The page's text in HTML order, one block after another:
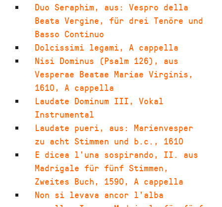
Duo Seraphim, aus: Vespro della
Beata Vergine, für drei Tenöre und
Basso Continuo
Dolcissimi legami, A cappella
Nisi Dominus (Psalm 126) , aus
Vesperae Beatae Mariae Virginis,
1610, A cappella
Laudate Dominum III, Vokal
Instrumental
Laudate pueri, aus: Marienvesper
zu acht Stimmen und b.c. , 1610
E dicea l'una sospirando, II. aus
Madrigale für fünf Stimmen,
Zweites Buch, 1590, A cappella
Non si levava ancor l'alba